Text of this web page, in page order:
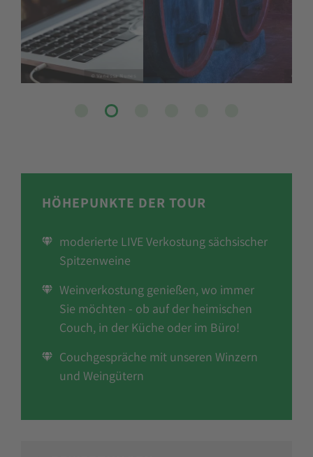
HÖHEPUNKTE DER TOUR
moderierte LIVE Verkostung sächsischer
Spitzenweine
Weinverkostung genießen, wo immer
Sie möchten - ob auf der heimischen
Couch, in der Küche oder im Büro!
Couchgespräche mit unseren Winzern
und Weingütern